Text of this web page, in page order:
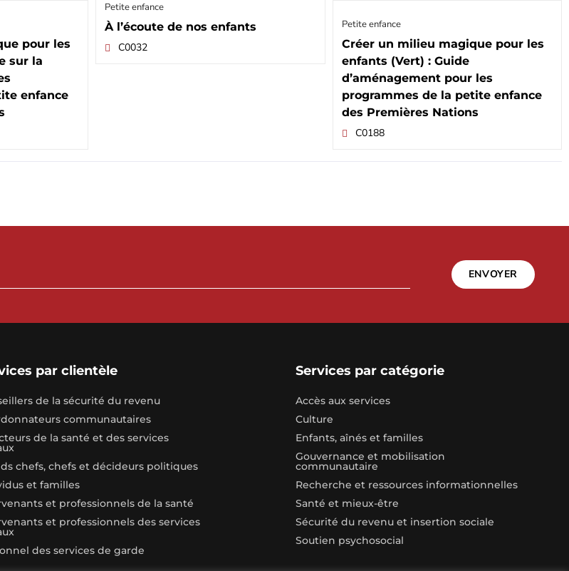
pour les
sur la
enfance
Petite enfance
À l’écoute de nos enfants
C0032
Petite enfance
Créer un milieu magique pour les
enfants (Vert) : Guide
d’aménagement pour les
programmes de la petite enfance
des Premières Nations
C0188
ENVOYER
par clientèle
de la sécurité du revenu
communautaires
de la santé et des services
chefs, chefs et décideurs politiques
et familles
et professionnels de la santé
et professionnels des services
des services de garde
Services par catégorie
Accès aux services
Culture
Enfants, aînés et familles
Gouvernance et mobilisation
communautaire
Recherche et ressources informationnelles
Santé et mieux-être
Sécurité du revenu et insertion sociale
Soutien psychosocial